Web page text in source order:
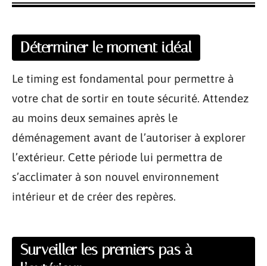
Déterminer le moment idéal
Le timing est fondamental pour permettre à
votre chat de sortir en toute sécurité. Attendez
au moins deux semaines après le
déménagement avant de l’autoriser à explorer
l’extérieur. Cette période lui permettra de
s’acclimater à son nouvel environnement
intérieur et de créer des repères.
Surveiller les premiers pas à